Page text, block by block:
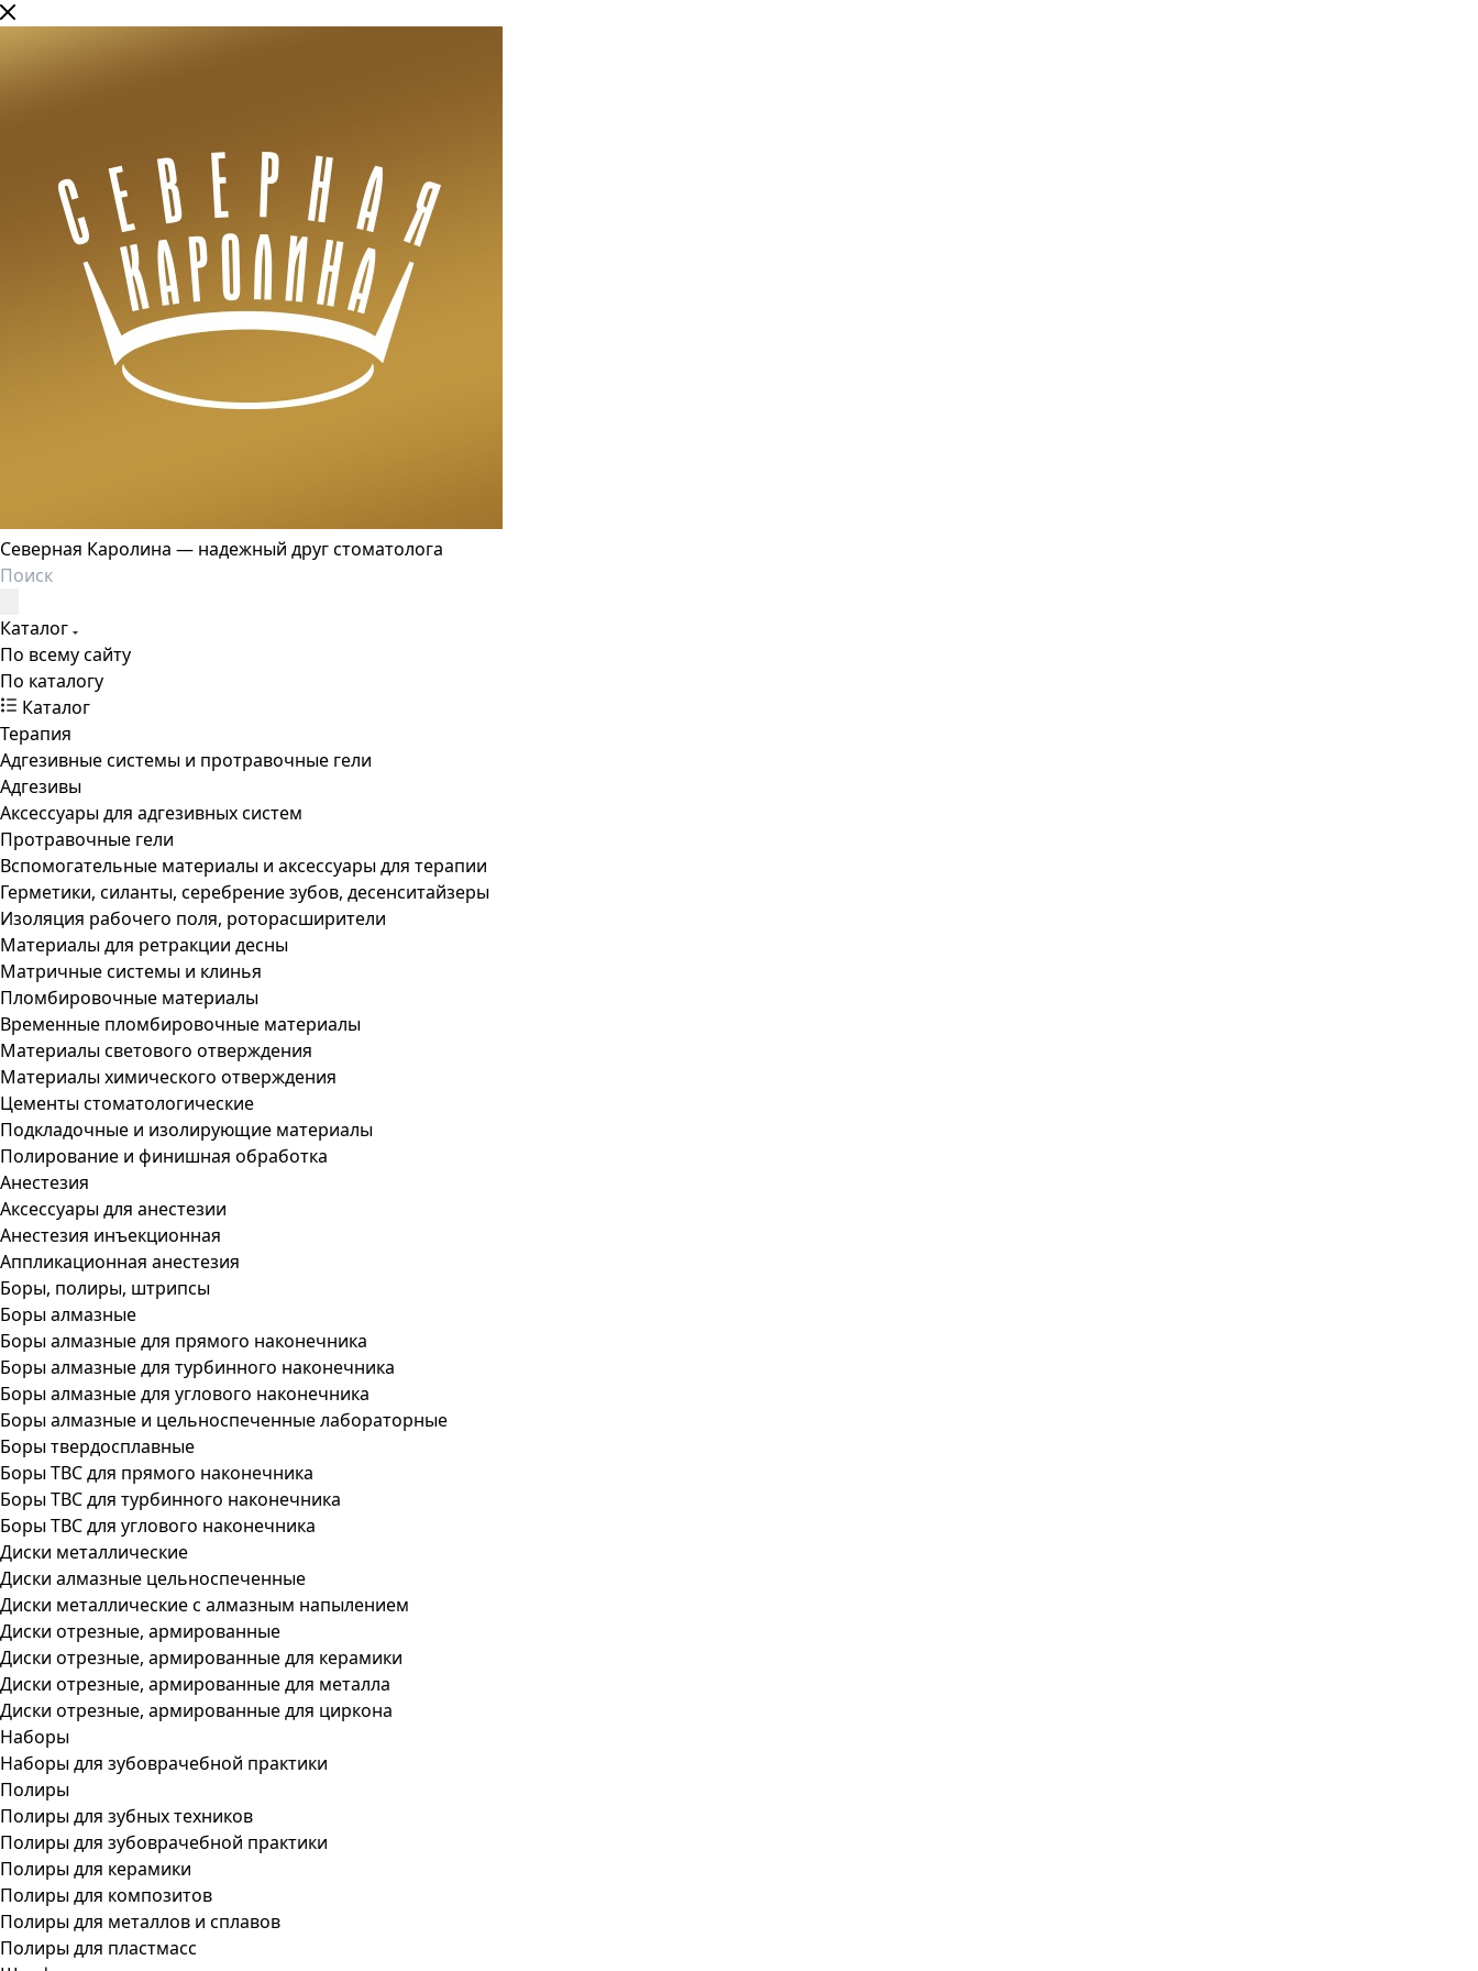
Северная Каролина — надежный друг стоматолога
Каталог
По всему сайту
По каталогу
Каталог
Терапия
Адгезивные системы и протравочные гели
Адгезивы
Аксессуары для адгезивных систем
Протравочные гели
Вспомогательные материалы и аксессуары для терапии
Герметики, силанты, серебрение зубов, десенситайзеры
Изоляция рабочего поля, роторасширители
Материалы для ретракции десны
Матричные системы и клинья
Пломбировочные материалы
Временные пломбировочные материалы
Материалы светового отверждения
Материалы химического отверждения
Цементы стоматологические
Подкладочные и изолирующие материалы
Полирование и финишная обработка
Анестезия
Аксессуары для анестезии
Анестезия инъекционная
Аппликационная анестезия
Боры, полиры, штрипсы
Боры алмазные
Боры алмазные для прямого наконечника
Боры алмазные для турбинного наконечника
Боры алмазные для углового наконечника
Боры алмазные и цельноспеченные лабораторные
Боры твердосплавные
Боры ТВС для прямого наконечника
Боры ТВС для турбинного наконечника
Боры ТВС для углового наконечника
Диски металлические
Диски алмазные цельноспеченные
Диски металлические с алмазным напылением
Диски отрезные, армированные
Диски отрезные, армированные для керамики
Диски отрезные, армированные для металла
Диски отрезные, армированные для циркона
Наборы
Наборы для зубоврачебной практики
Полиры
Полиры для зубных техников
Полиры для зубоврачебной практики
Полиры для керамики
Полиры для композитов
Полиры для металлов и сплавов
Полиры для пластмасс